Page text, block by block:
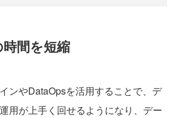
間を短縮
ンやDataOpsを活用することで、デ
用が上手く回せるようになり、デー